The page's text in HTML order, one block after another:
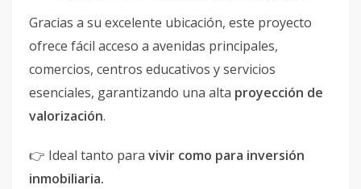
Gracias a su excelente ubicación, este proyecto
ofrece fácil acceso a avenidas principales,
comercios, centros educativos y servicios
esenciales, garantizando una alta proyección de
valorización.
👉 Ideal tanto para vivir como para inversión
inmobiliaria.